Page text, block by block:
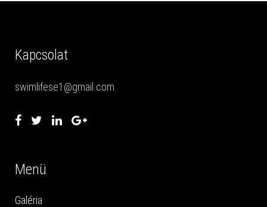
Kapcsolat
swimlifese1@gmail.com
Menü
Galéria